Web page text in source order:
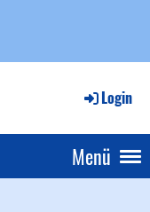
Login
Menü